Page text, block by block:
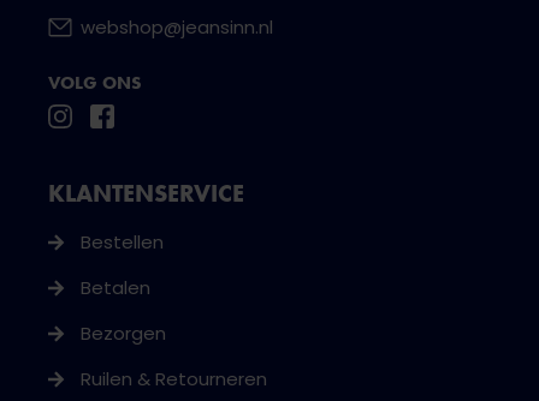
webshop@jeansinn.nl
VOLG ONS
KLANTENSERVICE
Bestellen
Betalen
Bezorgen
Ruilen & Retourneren